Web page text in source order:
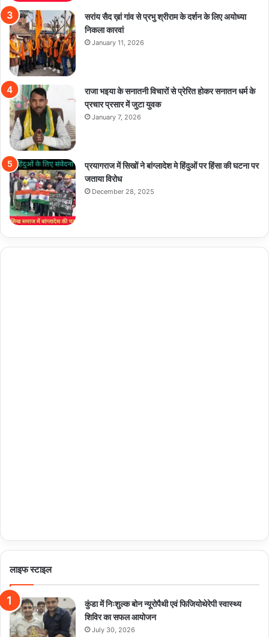
सरांय सैद ख़ां गांव से प्रभु श्रीराम के दर्शन के लिए अयोध्या
निकला कारवां
January 11, 2026
राजा भइया के सनातनी विचारों से प्रेरित होकर सनातन धर्म के
प्रचार प्रसार में जुटा युवक
January 7, 2026
प्रयागराज में सिखों ने बांग्लादेश मे हिंदुओं पर हिंसा की घटना पर
जताया विरोध
December 28, 2025
लाइफ स्टाइल
कुंडा में निःशुल्क बोन न्यूरोपैथी एवं फिजियोथेरेपी स्वास्थ्य
शिविर का सफल आयोजन
July 30, 2026